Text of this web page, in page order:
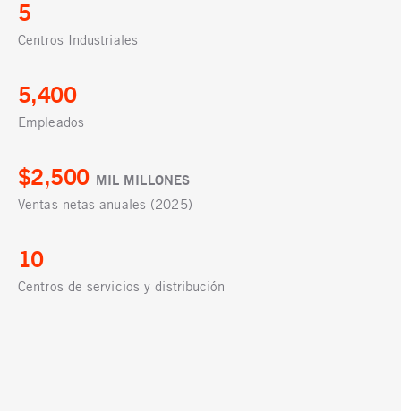
5
Centros Industriales
5,400
Empleados
$2,500
MIL MILLONES
Ventas netas anuales (2025)
10
Centros de servicios y distribución